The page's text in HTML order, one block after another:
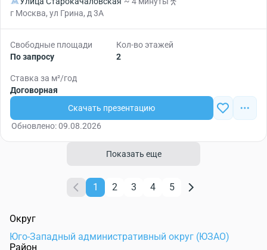
г Москва, ул Грина, д 3А
Свободные площади
По запросу
Кол-во этажей
2
Ставка за м²/год
Договорная
Скачать презентацию
Обновлено: 09.08.2026
Показать еще
1 2 3 4 5
Округ
Юго-Западный административный округ (ЮЗАО)
Район